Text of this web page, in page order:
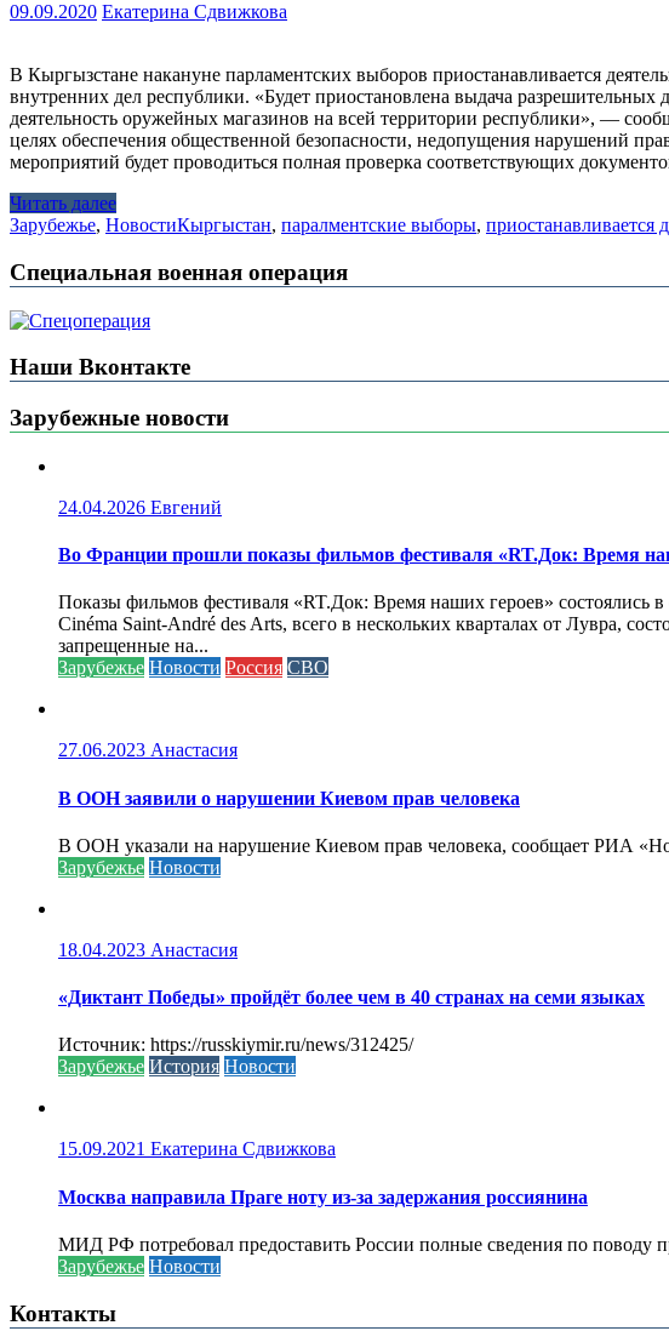
09.09.2020 Екатерина Сдвижкова
В Кыргызстане накануне парламентских выборов приостанавливается
внутренних дел республики. «Будет приостановлена выдача
деятельность оружейных магазинов на всей территории республики», —
целях обеспечения общественной безопасности, недопущения нарушений
мероприятий будет проводиться полная проверка соответствующих
Читать далее
Зарубежье, НовостиКыргыстан, паралментские выборы, приостанавливается
Специальная военная операция
Наши Вконтакте
Зарубежные новости
24.04.2026 Евгений
Во Франции прошли показы фильмов фестиваля «RT.Док: Время
Показы фильмов фестиваля «RT.Док: Время наших героев» состоялись
Cinéma Saint-André des Arts, всего в нескольких кварталах от Лувра,
запрещенные на...
Зарубежье Новости Россия СВО
27.06.2023 Анастасия
В ООН заявили о нарушении Киевом прав человека
В ООН указали на нарушение Киевом прав человека, сообщает РИА
Зарубежье Новости
18.04.2023 Анастасия
«Диктант Победы» пройдёт более чем в 40 странах на семи языках
Источник: https://russkiymir.ru/news/312425/
Зарубежье История Новости
15.09.2021 Екатерина Сдвижкова
Москва направила Праге ноту из-за задержания россиянина
МИД РФ потребовал предоставить России полные сведения по поводу
Зарубежье Новости
Контакты